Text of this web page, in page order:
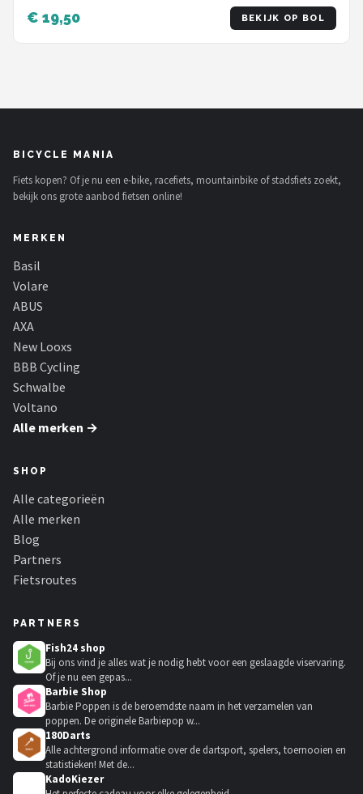
€ 19,50 BEKIJK OP BOL
BICYCLE MANIA
Fiets kopen? Of je nu een e-bike, racefiets, mountainbike of stadsfiets zoekt,
bekijk ons grote aanbod fietsen online!
MERKEN
Basil
Volare
ABUS
AXA
New Looxs
BBB Cycling
Schwalbe
Voltano
Alle merken →
SHOP
Alle categorieën
Alle merken
Blog
Partners
Fietsroutes
PARTNERS
Fish24 shop
Bij ons vind je alles wat je nodig hebt voor een geslaagde viservaring.
Of je nu een gepas...
Barbie Shop
Barbie Poppen is de beroemdste naam in het verzamelen van
poppen. De originele Barbiepop w...
180Darts
Alle achtergrond informatie over de dartsport, spelers, toernooien en
statistieken! Met de...
KadoKiezer